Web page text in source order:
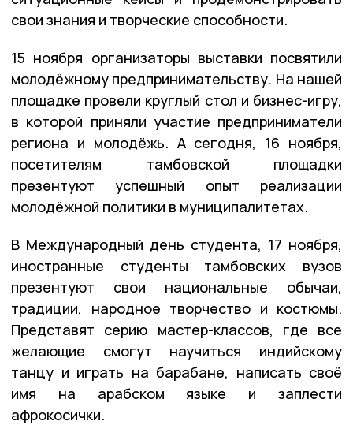
свои знания и творческие способности.
15 ноября организаторы выставки посвятили
молодёжному предпринимательству. На нашей
площадке провели круглый стол и бизнес-игру,
в которой приняли участие предприниматели
региона и молодёжь. А сегодня, 16 ноября,
посетителям тамбовской площадки
презентуют успешный опыт реализации
молодёжной политики в муниципалитетах.
В Международный день студента, 17 ноября,
иностранные студенты тамбовских вузов
презентуют свои национальные обычаи,
традиции, народное творчество и костюмы.
Представят серию мастер-классов, где все
желающие смогут научиться индийскому
танцу и играть на барабане, написать своё
имя на арабском языке и заплести
афрокосички.